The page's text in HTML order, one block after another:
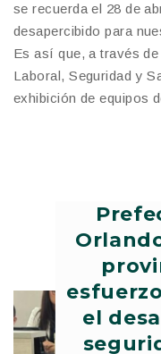
se recuerda el 28 de
desapercibido para
Es así que, a través
Laboral, Seguridad y
exhibición de equipos
el